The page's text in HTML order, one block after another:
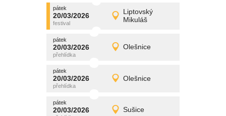
pátek
20/03/2026
Liptovský
Mikuláš
pátek
20/03/2026 Detail
promítání
pátek
20/03/2026 Olešnice
pátek
20/03/2026 Detail
promítání
pátek
20/03/2026 Olešnice
pátek
20/03/2026 Detail
promítání
pátek
20/03/2026 Sušice
20/03/2026 promítání